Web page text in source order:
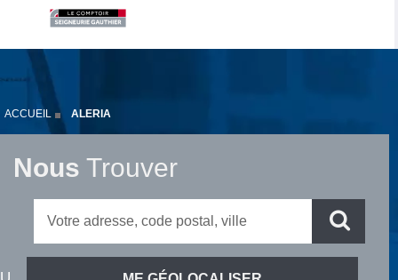
ACCUEIL ALERIA
Nous Trouver